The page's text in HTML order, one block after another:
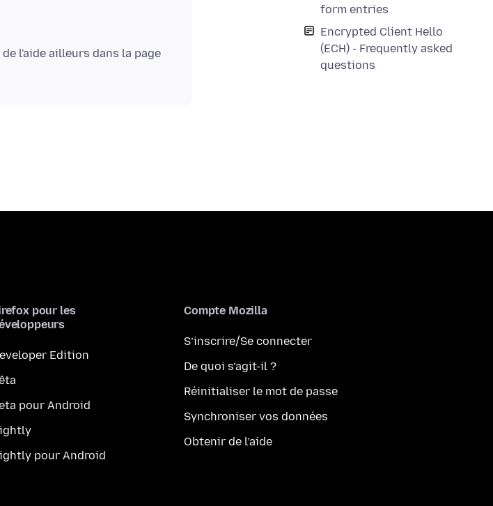
form entries
Encrypted Client Hello
(ECH) - Frequently asked
questions
l'aide ailleurs dans la page
pour les
Edition
pour Android
pour Android
Compte Mozilla
S’inscrire/Se connecter
De quoi s’agit-il ?
Réinitialiser le mot de passe
Synchroniser vos données
Obtenir de l’aide